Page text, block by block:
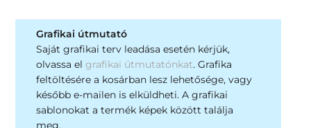
Grafikai útmutató
Saját grafikai terv leadása esetén kérjük,
olvassa elgrafikai útmutatónkat. Grafika
feltöltésére a kosárban lesz lehetősége, vagy
később e-mailen is elküldheti. A grafikai
sablonokat a termék képek között találja
meg.